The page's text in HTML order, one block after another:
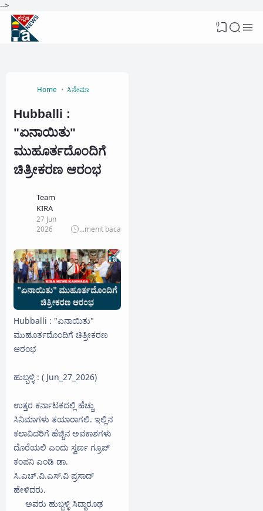
-->
0
Home ಸಿನೇಮಾ
Hubballi :
"ಏನಾಯಿತು"
ಮುಹೂರ್ತದೊಂದಿಗೆ
ಚಿತ್ರೀಕರಣ ಆರಂಭ
Team
KIRA
27 Jun
2026
...menit baca
Hubballi : "ಏನಾಯಿತು"
ಮುಹೂರ್ತದೊಂದಿಗೆ ಚಿತ್ರೀಕರಣ
ಆರಂಭ
ಹುಬ್ಬಳ್ಳಿ : ( Jun_27_2026)
ಉತ್ತರ ಕರ್ನಾಟಕದಲ್ಲಿ ಹೆಚ್ಚು
ಸಿನಿಮಾಗಳು ತಯಾರಾಗಲಿ. ಇಲ್ಲಿನ
ಕಲಾವಿದರಿಗೆ ಹೆಚ್ಚಿನ ಅವಕಾಶಗಳು
ದೊರೆಯಲಿ ಎಂದು ಸ್ವರ್ಣ ಗ್ರೂಪ್
ಕಂಪನಿ ಎಂಡಿ ಡಾ.
ಸಿ.ಎಚ್.ವಿ.ಎಸ್.ವಿ ಪ್ರಸಾದ್
ಹೇಳಿದರು.
ಅವರು ಹುಬ್ಬಳ್ಳಿ ಸಿದ್ಧಾರೂಢ